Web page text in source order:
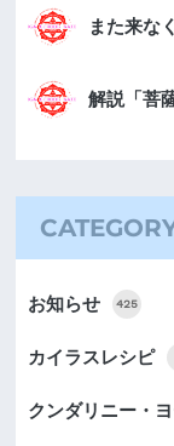
また来な
解説「菩
お知らせ 425
カイラスレシピ
クンダリニー・